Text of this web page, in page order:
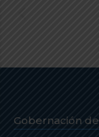
Gobernación